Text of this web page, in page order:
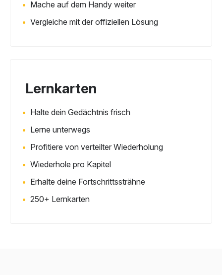
Mache auf dem Handy weiter
Vergleiche mit der offiziellen Lösung
Lernkarten
Halte dein Gedächtnis frisch
Lerne unterwegs
Profitiere von verteilter Wiederholung
Wiederhole pro Kapitel
Erhalte deine Fortschrittssträhne
250+ Lernkarten